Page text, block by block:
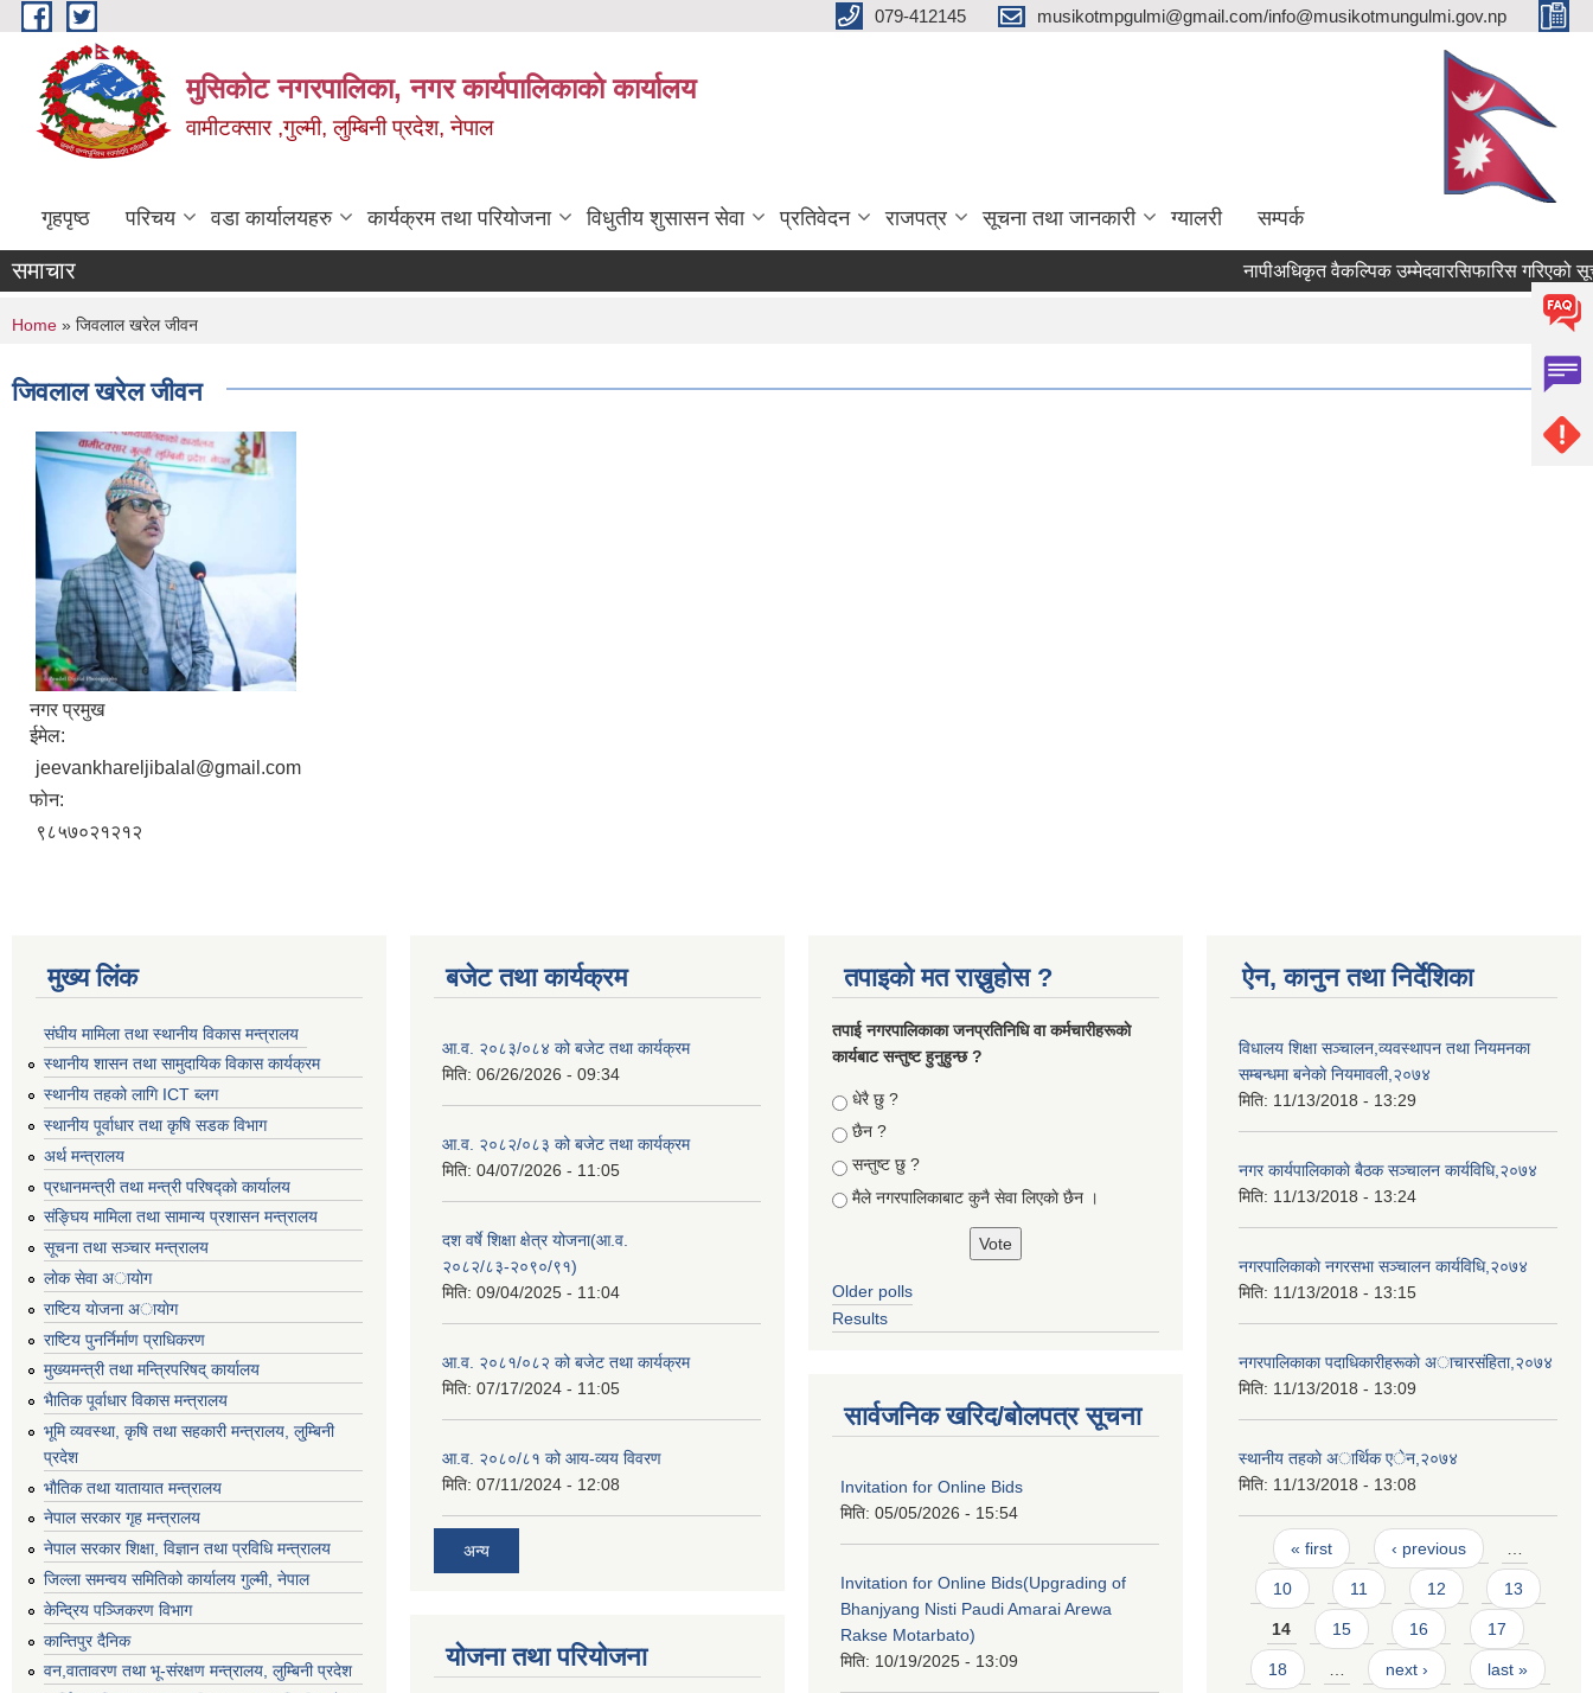
Skip to main content 079-412145 musikotmpgulmi@gmail.com/info@musikotmungulmi.gov.np
मुसिकोट नगरपालिका, नगर कार्यपालिकाकाे कार्यालय
वामीटक्सार ,गुल्मी, लुम्बिनी प्रदेश, नेपाल
गृहपृष्ठ परिचय वडा कार्यालयहरु कार्यक्रम तथा परियोजना विधुतीय शुसासन सेवा प्रतिवेदन राजपत्र सूचना तथा जानकारी ग्यालरी सम्पर्क
समाचार नापीअधिकृत वैकल्पिक उम्मेदवारसिफारिस गरिएको सूचना।
You are here
Home » जिवलाल खरेल जीवन
जिवलाल खरेल जीवन
नगर प्रमुख
ईमेल:
jeevankhareljibalal@gmail.com
फोन:
९८५७०२१२१२
मुख्य लिंक
संघीय मामिला तथा स्थानीय विकास मन्त्रालय
स्थानीय शासन तथा सामुदायिक विकास कार्यक्रम
स्थानीय तहको लागि ICT ब्लग
स्थानीय पूर्वाधार तथा कृषि सडक विभाग
अर्थ मन्त्रालय
प्रधानमन्त्री तथा मन्त्री परिषद्काे कार्यालय
संङ्घिय मामिला तथा सामान्य प्रशासन मन्त्रालय
सूचना तथा सञ्चार मन्त्रालय
लाेक सेवा अायाेग
राष्टिय याेजना अायाेग
राष्टिय पुनर्निर्माण प्राधिकरण
मुख्यमन्त्री तथा मन्त्रिपरिषद् कार्यालय
भैातिक पूर्वाधार विकास मन्त्रालय
भूमि व्यवस्था, कृषि तथा सहकारी मन्त्रालय, लु्म्बिनी
प्रदेश
भाैतिक तथा यातायात मन्त्रालय
नेपाल सरकार गृह मन्त्रालय
नेपाल सरकार शिक्षा, विज्ञान तथा प्रविधि मन्त्रालय
जिल्ला समन्वय समितिको कार्यालय गुल्मी, नेपाल
केन्द्रिय पञ्जिकरण विभाग
कान्तिपुर दैनिक
वन,वातावरण तथा भू-संरक्षण मन्त्रालय, लुम्बिनी प्रदेश
बजेट तथा कार्यक्रम
आ.व. २०८३/०८४ को बजेट तथा कार्यक्रम
मिति: 06/26/2026 - 09:34
आ.व. २०८२/०८३ को बजेट तथा कार्यक्रम
मिति: 04/07/2026 - 11:05
दश वर्षे शिक्षा क्षेत्र योजना(आ.व.
२०८२/८३-२०९०/९१)
मिति: 09/04/2025 - 11:04
आ.व. २०८१/०८२ को बजेट तथा कार्यक्रम
मिति: 07/17/2024 - 11:05
आ.व. २०८०/८१ को आय-व्यय विवरण
मिति: 07/11/2024 - 12:08
अन्य
योजना तथा परियोजना
तपाइको मत राख्नुहोस ?
तपा‌ई नगरपालिकाका जनप्रतिनिधि वा कर्मचारीहरूकाे
कार्यबाट सन्तुष्ट हुनुहुन्छ ?
Choices
धेरै छु ?
छैन ?
सन्तुष्ट छु ?
मैले नगरपालिकाबाट कुनै सेवा लिएकाे छैन ।
Older polls
Results
सार्वजनिक खरिद/बोलपत्र सूचना
Invitation for Online Bids
मिति: 05/05/2026 - 15:54
Invitation for Online Bids(Upgrading of
Bhanjyang Nisti Paudi Amarai Arewa
Rakse Motarbato)
मिति: 10/19/2025 - 13:09
ऐन, कानुन तथा निर्देशिका
विधालय शिक्षा सञ्चालन,व्यवस्थापन तथा नियमनका
सम्बन्धमा बनेकाे नियमावली,२०७४
मिति: 11/13/2018 - 13:29
नगर कार्यपालिकाकाे बैठक सञ्चालन कार्यविधि,२०७४
मिति: 11/13/2018 - 13:24
नगरपालिकाकाे नगरसभा सञ्चालन कार्यविधि,२०७४
मिति: 11/13/2018 - 13:15
नगरपालिकाका पदाधिकारीहरूकाे अाचारसंहिता,२०७४
मिति: 11/13/2018 - 13:09
स्थानीय तहकाे अार्थिक एेन,२०७४
मिति: 11/13/2018 - 13:08
Pages
« first ‹ previous …
10 11 12 13
14 15 16 17
18 … next › last »